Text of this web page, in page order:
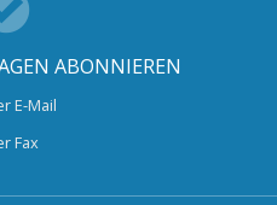
ABONNIEREN
E-Mail
Fax